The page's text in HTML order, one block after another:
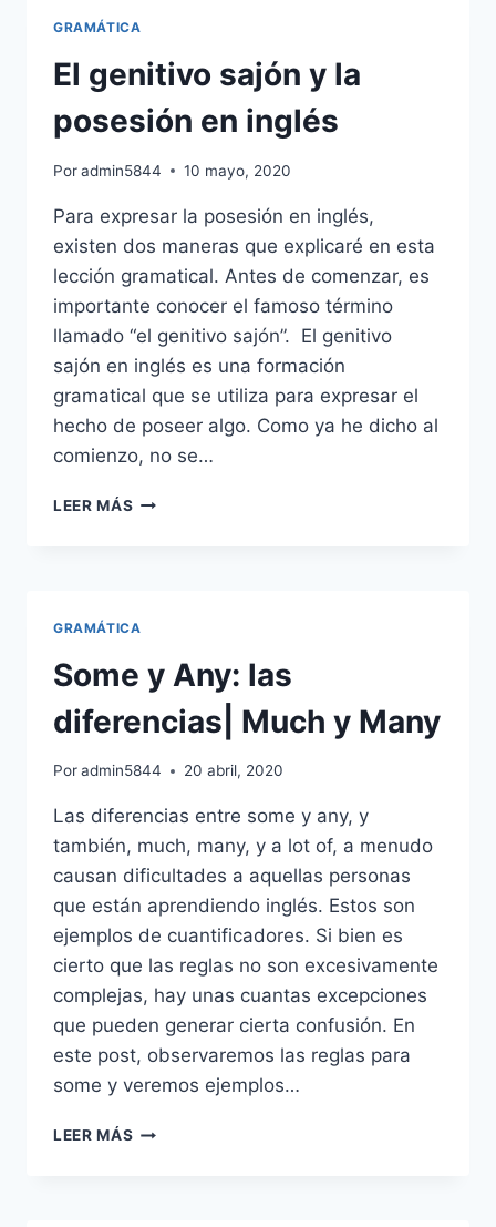
GRAMÁTICA
El genitivo sajón y la
posesión en inglés
Poradmin5844 10 mayo, 2020
Para expresar la posesión en inglés,
existen dos maneras que explicaré en esta
lección gramatical. Antes de comenzar, es
importante conocer el famoso término
llamado “el genitivo sajón”. El genitivo
sajón en inglés es una formación
gramatical que se utiliza para expresar el
hecho de poseer algo. Como ya he dicho al
comienzo, no se…
LEER MÁS
INGLÉS
GRAMÁTICA
Some y Any: las
diferencias| Much y Many
Poradmin5844 20 abril, 2020
Las diferencias entre some y any, y
también, much, many, y a lot of, a menudo
causan dificultades a aquellas personas
que están aprendiendo inglés. Estos son
ejemplos de cuantificadores. Si bien es
cierto que las reglas no son excesivamente
complejas, hay unas cuantas excepciones
que pueden generar cierta confusión. En
este post, observaremos las reglas para
some y veremos ejemplos…
LEER MÁS SOME